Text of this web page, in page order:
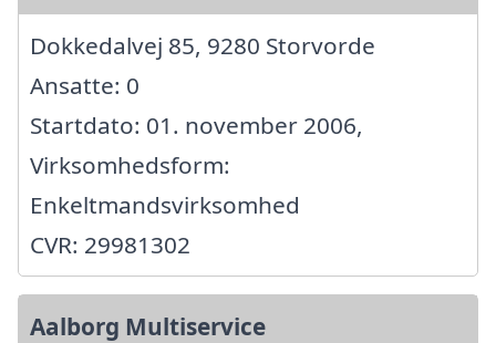
Dokkedalvej 85, 9280 Storvorde
Ansatte: 0
Startdato: 01. november 2006,
Virksomhedsform:
Enkeltmandsvirksomhed
CVR: 29981302
Aalborg Multiservice